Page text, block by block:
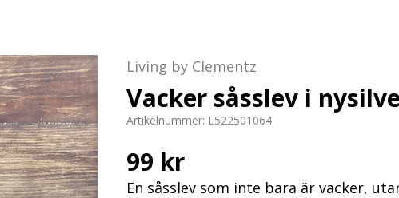
Living by Clementz
Vacker såsslev i
Artikelnummer: L522501064
99 kr
En såsslev som inte bara är vacker,